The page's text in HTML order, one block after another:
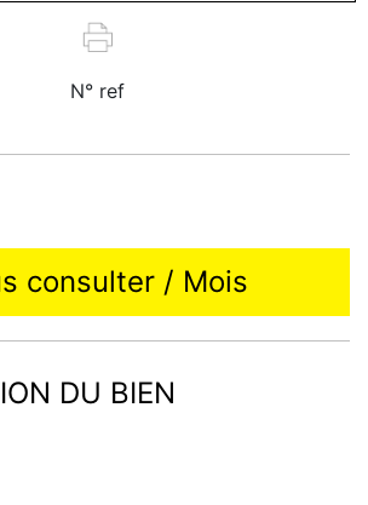
N° ref
consulter / Mois
DU BIEN